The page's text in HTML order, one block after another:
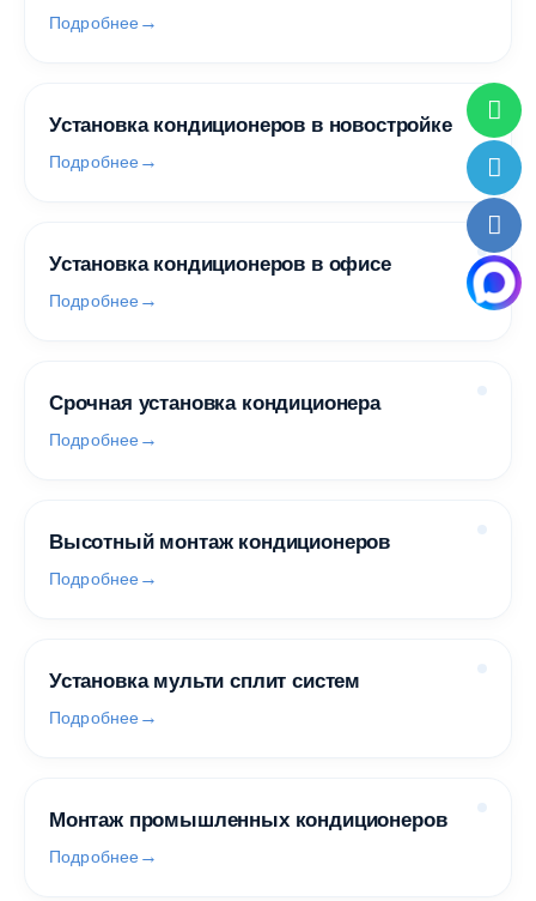
Подробнее
Установка кондиционеров в новостройке
Подробнее
Установка кондиционеров в офисе
Подробнее
Срочная установка кондиционера
Подробнее
Высотный монтаж кондиционеров
Подробнее
Установка мульти сплит систем
Подробнее
Монтаж промышленных кондиционеров
Подробнее